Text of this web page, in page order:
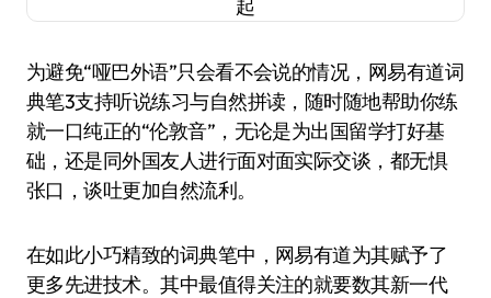
为避免“哑巴外语”只会看不会说的情况，网易有道词
典笔3支持听说练习与自然拼读，随时随地帮助你练
就一口纯正的“伦敦音”，无论是为出国留学打好基
础，还是同外国友人进行面对面实际交谈，都无惧
张口，谈吐更加自然流利。
在如此小巧精致的词典笔中，网易有道为其赋予了
更多先进技术。其中最值得关注的就要数其新一代